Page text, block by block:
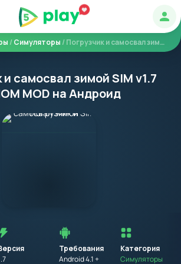
/Симуляторы / Погрузчик и самосвал зимой SIM
и самосвал зимой SIM v1.7
MOD на Андроид
Требования
Android 4.1 +
установкой
приложения
на
устройство
Категория
Симуляторы